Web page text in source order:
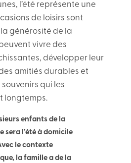
l’été représente une
de loisirs sont
générosité de la
vivre des
développer leur
amitiés durables et
qui les
longtemps.
enfants de la
sera l’été à domicile
le contexte
la famille a de la